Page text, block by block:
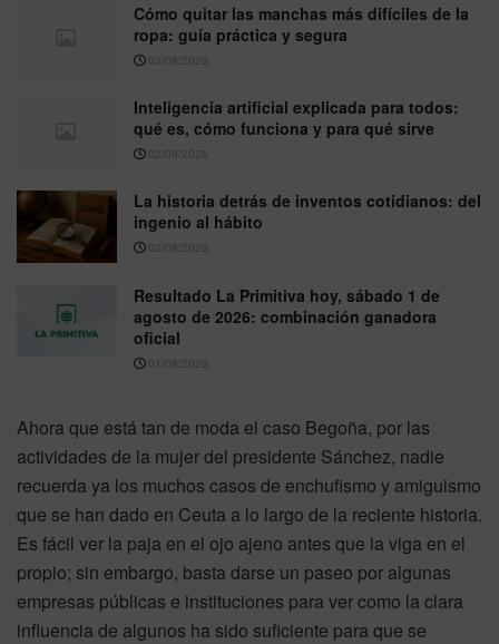
Cómo quitar las manchas más difíciles de la
ropa: guía práctica y segura
03/08/2026
Inteligencia artificial explicada para todos:
qué es, cómo funciona y para qué sirve
02/08/2026
La historia detrás de inventos cotidianos: del
ingenio al hábito
02/08/2026
Resultado La Primitiva hoy, sábado 1 de
agosto de 2026: combinación ganadora
oficial
01/08/2026
Ahora que está tan de moda el caso Begoña, por las
actividades de la mujer del presidente Sánchez, nadie
recuerda ya los muchos casos de enchufismo y amiguismo
que se han dado en Ceuta a lo largo de la reciente historia.
Es fácil ver la paja en el ojo ajeno antes que la viga en el
propio; sin embargo, basta darse un paseo por algunas
empresas públicas e instituciones para ver como la clara
influencia de algunos ha sido suficiente para que se